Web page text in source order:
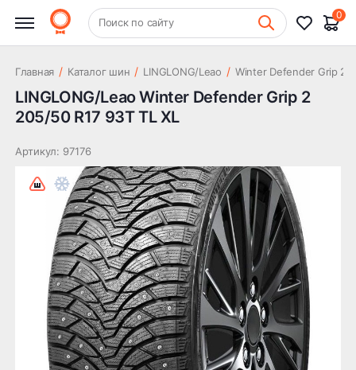
+7 (831) 261-35-35 Шиномонтаж
Поиск по сайту
0
Grip 2 205/50 R17 93T TL XL
Главная / Каталог шин / LINGLONG/Leao / Winter Defender Grip 2
LINGLONG/Leao Winter Defender Grip 2
205/50 R17 93T TL XL
Артикул: 97176